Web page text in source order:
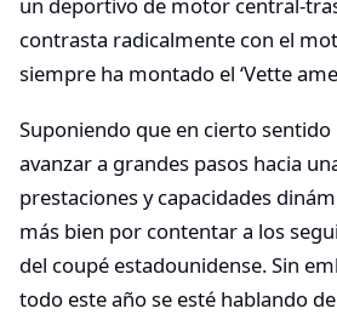
contrasta radicalmente con el
siempre ha montado el ‘Vette
Suponiendo que en cierto sentido
avanzar a grandes pasos hacia
prestaciones y capacidades
más bien por contentar a los
del coupé estadounidense. Sin
todo este año se esté hablando